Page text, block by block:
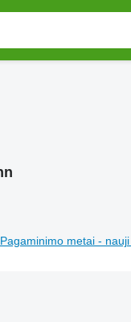
Pagaminimo metai -